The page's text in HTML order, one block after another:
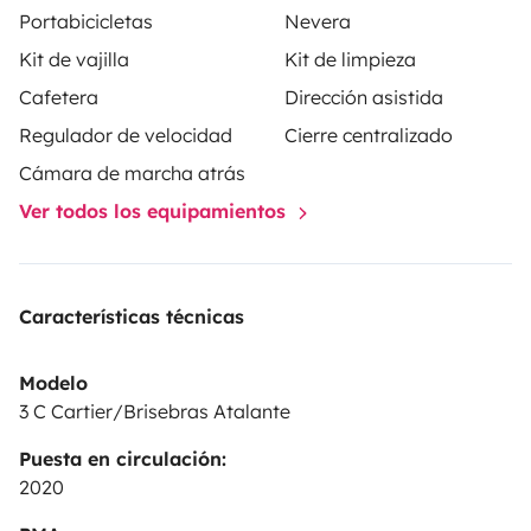
🚲 Spazio e attrezzature:
Ampio vano di carico: 3 biciclette oppure 1 moto + 1 bici
Tavolino e sedie da campeggio disponibili su richiesta
Tanti spazi per lo stoccaggio: abiti, dispensa e oggetti
Omologato per 3 persone durante il viaggio
Questo van è il giusto compromesso tra comfort e
Portabicicletas
Nevera
Kit de vajilla
Kit de limpieza
Cafetera
Dirección asistida
Regulador de velocidad
Cierre centralizado
Cámara de marcha atrás
Ver todos los equipamientos
Características técnicas
Modelo
3 C Cartier/Brisebras Atalante
Puesta en circulación:
2020